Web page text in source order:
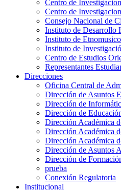
Centro de
Centro de
Consejo Nacional de
Instituto de
Instituto de
Instituto de
Centro de Estudios
Representantes
Direcciones
Oficina Central de
Dirección de Asuntos
Dirección de
Dirección de
Dirección Académica
Dirección Académica
Dirección Académica
Dirección de Asuntos
Dirección de
prueba
Conexión Regulatoria
Institucional